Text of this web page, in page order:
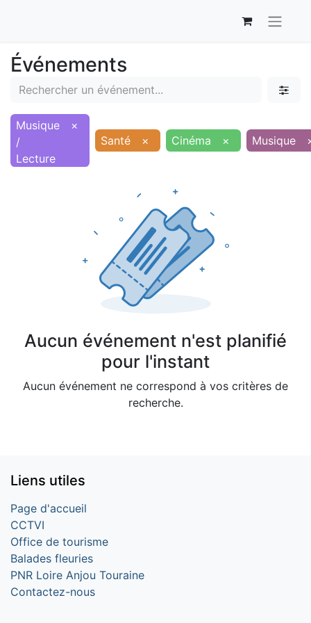
Événements
Musique
/
Lecture
×
Santé
× Cinéma × Musique
Aucun événement n'est planifié
pour l'instant
Aucun événement ne correspond à vos critères de
recherche.
Liens utiles
Page d'accueil
CCTVI
Office de tourisme
Balades fleuries
PNR Loire Anjou Touraine
Contactez-nous